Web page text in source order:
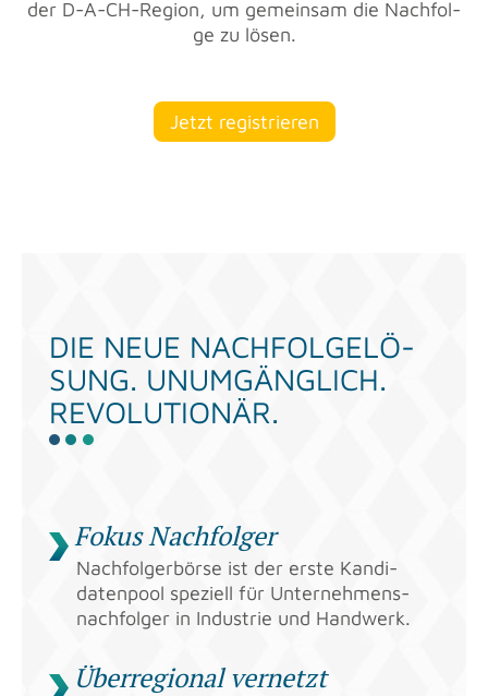
der D-A-CH-Re­gi­on, um ge­mein­sam die Nach­fol­
ge zu lösen.
Jetzt re­gis­trie­ren
DIE NEUE NACH­FOL­GE­LÖ­
SUNG. UN­UM­GÄNG­LICH.
RE­VO­LU­TIO­NÄR.
Fokus Nach­fol­ger
Nach­fol­ger­bör­se ist der erste Kan­di­
da­ten­pool spe­zi­ell für Un­ter­neh­mens­
nach­fol­ger in In­dus­trie und Hand­werk.
Über­re­gio­nal ver­netzt